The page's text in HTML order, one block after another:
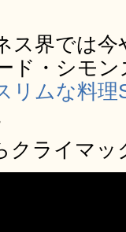
ス界では
ド・シモ
リムな料理
クライマッ